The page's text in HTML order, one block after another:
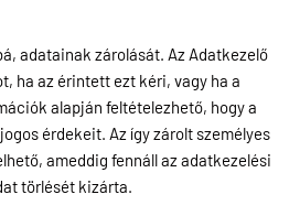
adatainak zárolását. Az Adatkezelő
ha az érintett ezt kéri, vagy ha a
alapján feltételezhető, hogy a
érdekeit. Az így zárolt személyes
ameddig fennáll az adatkezelési
törlését kizárta.